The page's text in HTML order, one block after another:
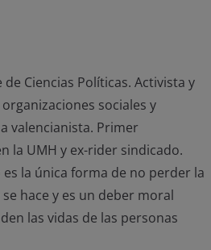
Ciencias Políticas. Activista y
sociales y
valencianista. Primer
la UMH y ex-rider sindicado.
la única forma de no perder la
hace y es un deber moral
las vidas de las personas